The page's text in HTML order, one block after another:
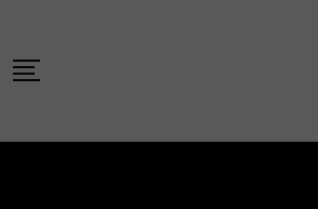
content